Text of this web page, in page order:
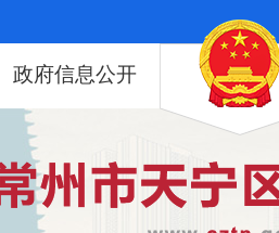
政府信息公开